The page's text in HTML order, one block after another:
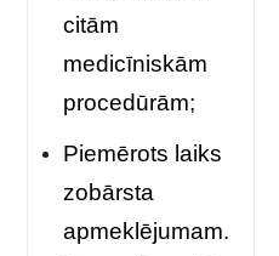
citām
medicīniskām
procedūrām;
Piemērots laiks
zobārsta
apmeklējumam.